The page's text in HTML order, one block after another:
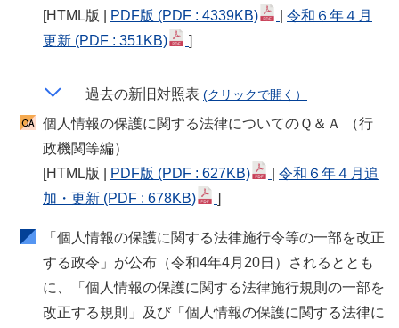
[HTML版 PDF版 (PDF : 4339KB)
令和６年４月
更新 (PDF : 351KB) ]
過去の新旧対照表 (クリックで開く）
個人情報の保護に関する法律についてのＱ＆Ａ （行
政機関等編）
[HTML版 PDF版 (PDF : 627KB)
令和６年４月追
加・更新 (PDF : 678KB) ]
「個人情報の保護に関する法律施行令等の一部を改正
する政令」が公布（令和4年4月20日）されるととも
に、「個人情報の保護に関する法律施行規則の一部を
改正する規則」及び「個人情報の保護に関する法律に